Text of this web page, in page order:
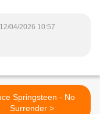
12/04/2026 10:57
Springsteen - No
Surrender >